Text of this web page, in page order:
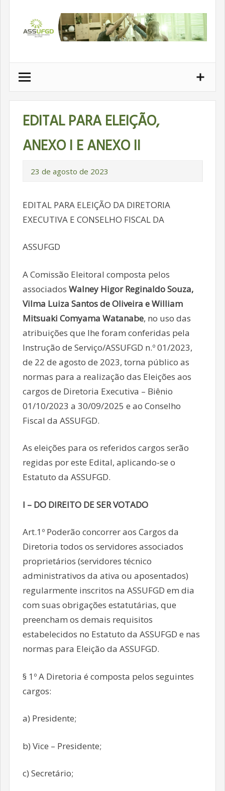
conteúdo
EDITAL PARA ELEIÇÃO,
ANEXO I E ANEXO II
23 de agosto de 2023
EDITAL PARA ELEIÇÃO DA DIRETORIA
EXECUTIVA E CONSELHO FISCAL DA
ASSUFGD
A Comissão Eleitoral composta pelos
associados Walney Higor Reginaldo Souza,
Vilma Luiza Santos de Oliveira e William
Mitsuaki Comyama Watanabe, no uso das
atribuições que lhe foram conferidas pela
Instrução de Serviço/ASSUFGD n.º 01/2023,
de 22 de agosto de 2023, torna público as
normas para a realização das Eleições aos
cargos de Diretoria Executiva – Biênio
01/10/2023 a 30/09/2025 e ao Conselho
Fiscal da ASSUFGD.
As eleições para os referidos cargos serão
regidas por este Edital, aplicando-se o
Estatuto da ASSUFGD.
I – DO DIREITO DE SER VOTADO
Art.1º Poderão concorrer aos Cargos da
Diretoria todos os servidores associados
proprietários (servidores técnico
administrativos da ativa ou aposentados)
regularmente inscritos na ASSUFGD em dia
com suas obrigações estatutárias, que
preencham os demais requisitos
estabelecidos no Estatuto da ASSUFGD e nas
normas para Eleição da ASSUFGD.
§ 1º A Diretoria é composta pelos seguintes
cargos:
a) Presidente;
b) Vice – Presidente;
c) Secretário;